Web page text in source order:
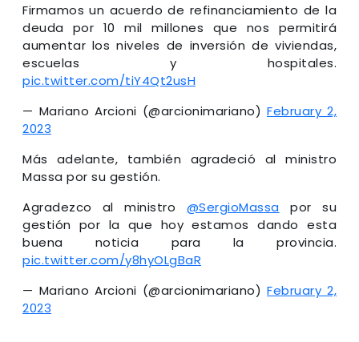
Firmamos un acuerdo de refinanciamiento de la
deuda por 10 mil millones que nos permitirá
aumentar los niveles de inversión de viviendas,
escuelas y hospitales.
pic.twitter.com/tiY4Qt2usH
— Mariano Arcioni (@arcionimariano) February 2,
2023
Más adelante, también agradeció al ministro
Massa por su gestión.
Agradezco al ministro @SergioMassa por su
gestión por la que hoy estamos dando esta
buena noticia para la provincia.
pic.twitter.com/y8hyOLgBaR
— Mariano Arcioni (@arcionimariano) February 2,
2023